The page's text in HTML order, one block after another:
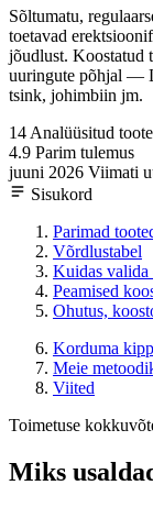
Sõltumatu,
toetavad
jõudlust. Koostatud
uuringute põhjal —
tsink, johimbiin jm.
14 Analüüsitud
4.9 Parim tulemus
juuni 2026 Viimati
Sisukord
Parimad
Võrdlustabel
Kuidas valida
Peamised
Ohutus,
Korduma
Meie
Viited
Toimetuse
Miks